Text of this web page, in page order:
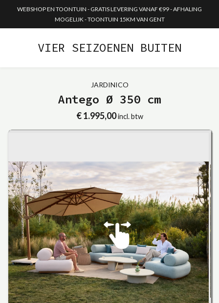
WEBSHOP EN TOONTUIN - GRATIS LEVERING VANAF €99 - AFHALING
MOGELIJK - TOONTUIN 15KM VAN GENT
VIER SEIZOENEN BUITEN
JARDINICO
Antego Ø 350 cm
€ 1.995,00incl. btw